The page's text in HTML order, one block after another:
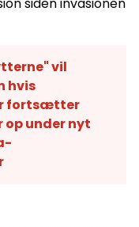
siden invasionen
vil
hvis
fortsætter
under nyt